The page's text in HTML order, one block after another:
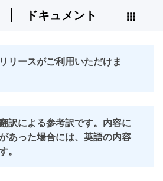
ドキュメント
リースがご利用いただけま
訳による参考訳です。内容に
あった場合には、英語の内容
。